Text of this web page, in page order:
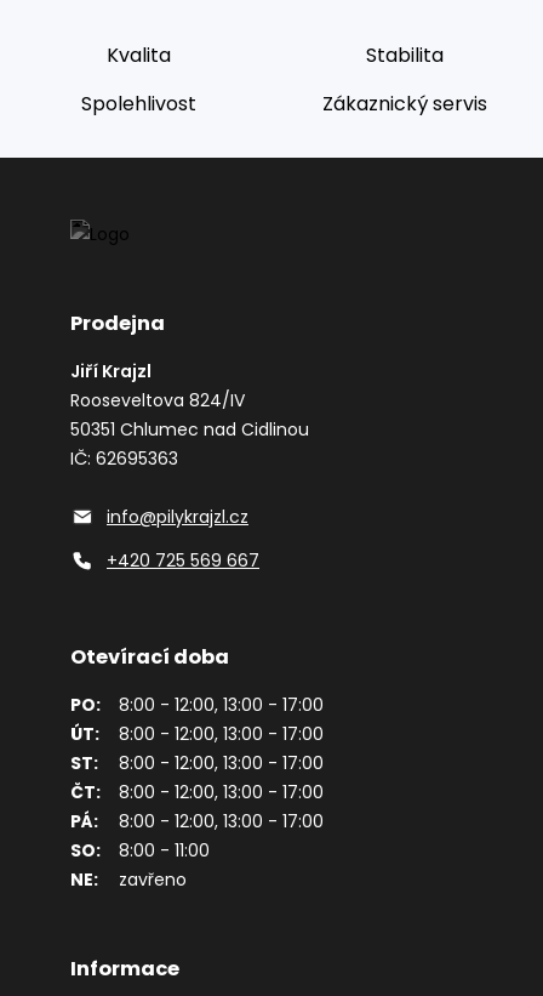
Kvalita
Stabilita
Spolehlivost
Zákaznický servis
Prodejna
Jiří Krajzl
Rooseveltova 824/IV
50351 Chlumec nad Cidlinou
IČ: 62695363
info@pilykrajzl.cz
+420 725 569 667
Otevírací doba
PO:
8:00 - 12:00, 13:00 - 17:00
ÚT:
8:00 - 12:00, 13:00 - 17:00
ST:
8:00 - 12:00, 13:00 - 17:00
ČT:
8:00 - 12:00, 13:00 - 17:00
PÁ:
8:00 - 12:00, 13:00 - 17:00
SO:
8:00 - 11:00
NE:
zavřeno
Informace